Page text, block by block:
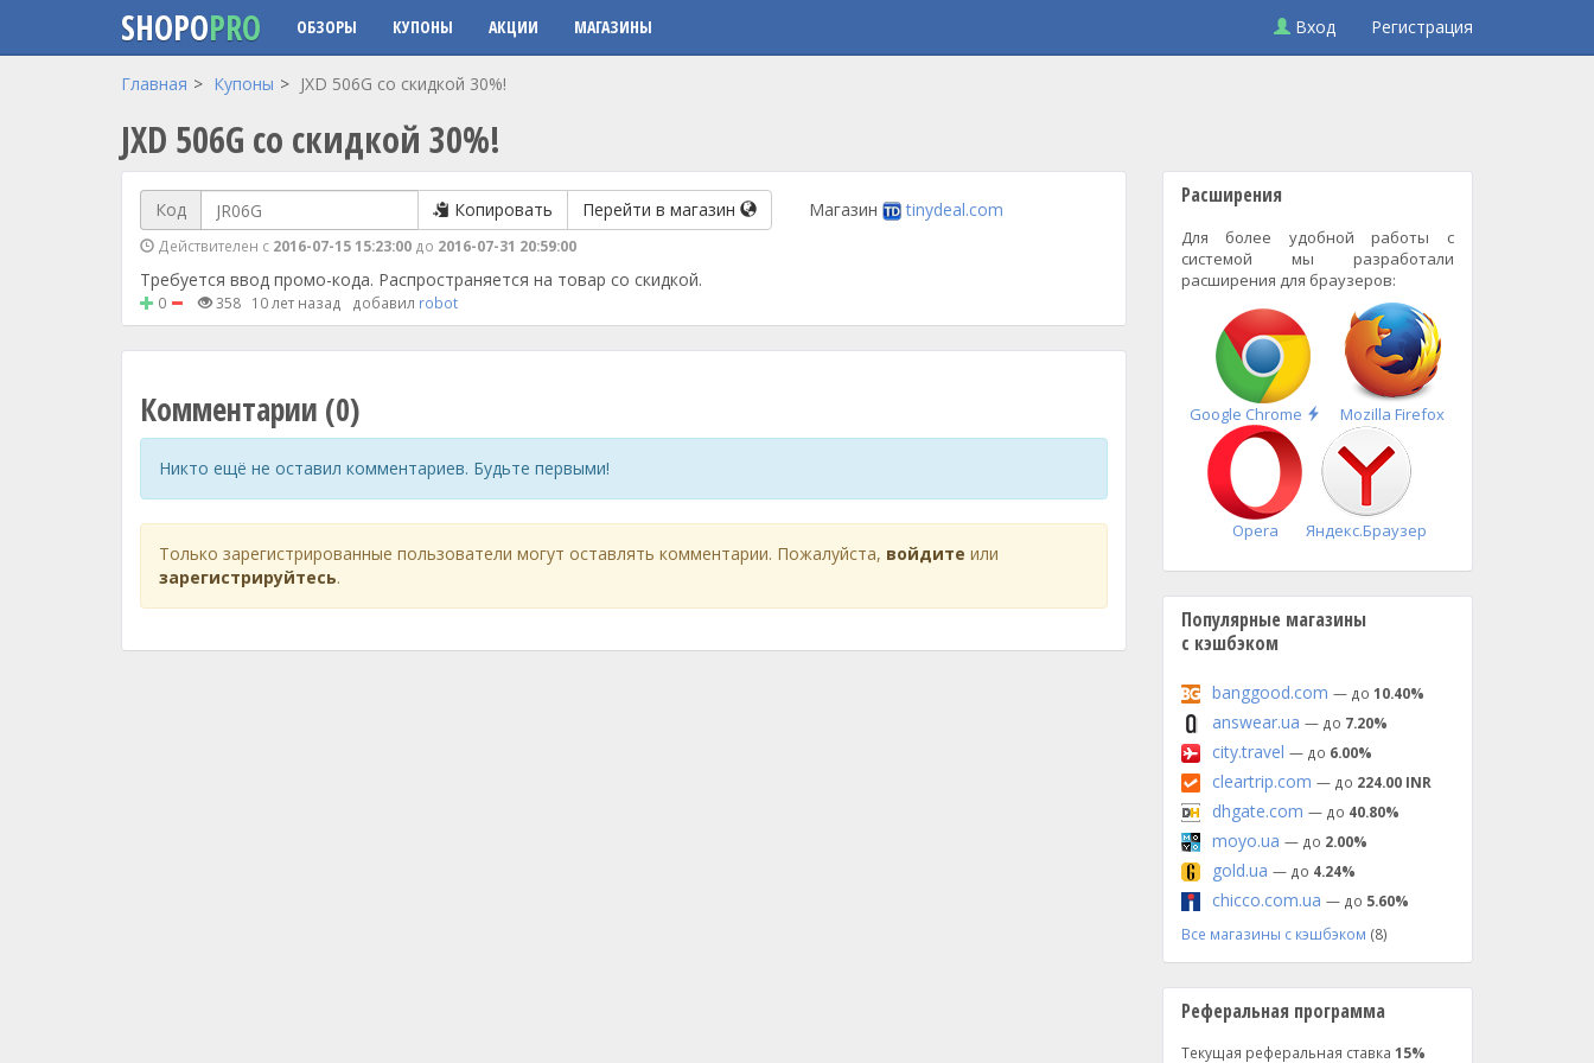
Перейти к основному содержанию
SHOPOPRO ОБЗОРЫ КУПОНЫ АКЦИИ МАГАЗИНЫ Вход Регистрация
Главная Купоны JXD 506G со скидкой 30%!
JXD 506G со скидкой 30%!
Код Копировать Перейти в магазин
Действителен с 2016-07-15 15:23:00 до 2016-07-31 20:59:00
Магазин tinydeal.com
Требуется ввод промо-кода. Распространяется на товар со скидкой.
0 358 10 лет назад добавил robot
Комментарии (0)
Никто ещё не оставил комментариев. Будьте первыми!
Только зарегистрированные пользователи могут оставлять комментарии. Пожалуйста, войдите или
зарегистрируйтесь.
Расширения
Для более удобной работы с
системой мы разработали
расширения для браузеров:
Google Chrome
Быстрая
установка
Mozilla Firefox
Opera Яндекс.Браузер
Популярные магазины
с кэшбэком
banggood.com — до 10.40%
answear.ua — до 7.20%
city.travel — до 6.00%
cleartrip.com — до 224.00 INR
dhgate.com — до 40.80%
moyo.ua — до 2.00%
gold.ua — до 4.24%
chicco.com.ua — до 5.60%
Все магазины с кэшбэком (8)
Реферальная программа
Текущая реферальная ставка 15%